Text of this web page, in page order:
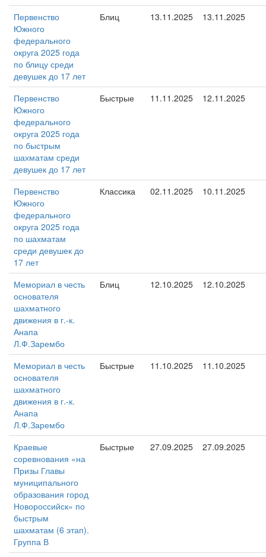
Первенство
Южного
федерального
округа 2025 года
по блицу среди
девушек до 17 лет
Блиц 13.11.2025 13.11.2025
Первенство
Южного
федерального
округа 2025 года
по быстрым
шахматам среди
девушек до 17 лет
Быстрые 11.11.2025 12.11.2025
Первенство
Южного
федерального
округа 2025 года
по шахматам
среди девушек до
17 лет
Классика 02.11.2025 10.11.2025
Мемориал в честь
основателя
шахматного
движения в г.-к.
Анапа
Л.Ф.Зарембо
Блиц 12.10.2025 12.10.2025
Мемориал в честь
основателя
шахматного
движения в г.-к.
Анапа
Л.Ф.Зарембо
Быстрые 11.10.2025 11.10.2025
Краевые
соревнования «на
Призы Главы
муниципального
образования город
Новороссийск» по
быстрым
шахматам (6 этап).
Группа В
Быстрые 27.09.2025 27.09.2025